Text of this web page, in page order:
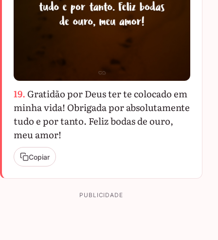
19. Gratidão por Deus ter te colocado em
minha vida! Obrigada por absolutamente
tudo e por tanto. Feliz bodas de ouro,
meu amor!
Copiar
PUBLICIDADE